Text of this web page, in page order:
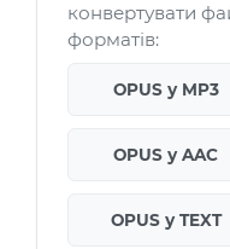
конвертувати
форматів:
OPUS у MP3
OPUS у AAC
OPUS у TEXT